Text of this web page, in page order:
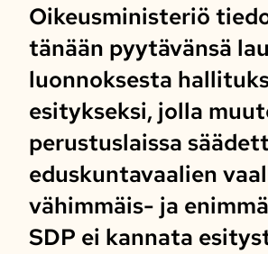
Oikeusministeriö
tänään pyytävänsä
luonnoksesta
esitykseksi, jolla
perustuslaissa
eduskuntavaalien
vähimmäis- ja
SDP ei kannata